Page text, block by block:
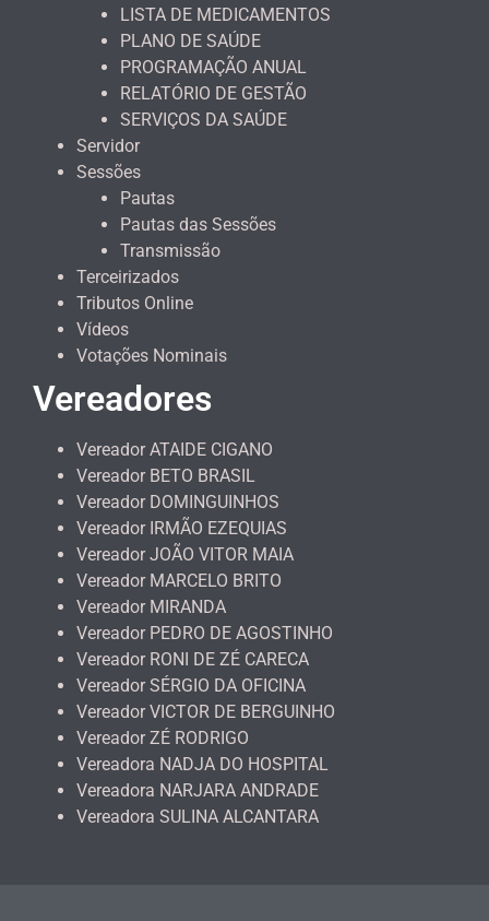
LISTA DE MEDICAMENTOS
PLANO DE SAÚDE
PROGRAMAÇÃO ANUAL
RELATÓRIO DE GESTÃO
SERVIÇOS DA SAÚDE
Servidor
Sessões
Pautas
Pautas das Sessões
Transmissão
Terceirizados
Tributos Online
Vídeos
Votações Nominais
Vereadores
Vereador ATAIDE CIGANO
Vereador BETO BRASIL
Vereador DOMINGUINHOS
Vereador IRMÃO EZEQUIAS
Vereador JOÃO VITOR MAIA
Vereador MARCELO BRITO
Vereador MIRANDA
Vereador PEDRO DE AGOSTINHO
Vereador RONI DE ZÉ CARECA
Vereador SÉRGIO DA OFICINA
Vereador VICTOR DE BERGUINHO
Vereador ZÉ RODRIGO
Vereadora NADJA DO HOSPITAL
Vereadora NARJARA ANDRADE
Vereadora SULINA ALCANTARA